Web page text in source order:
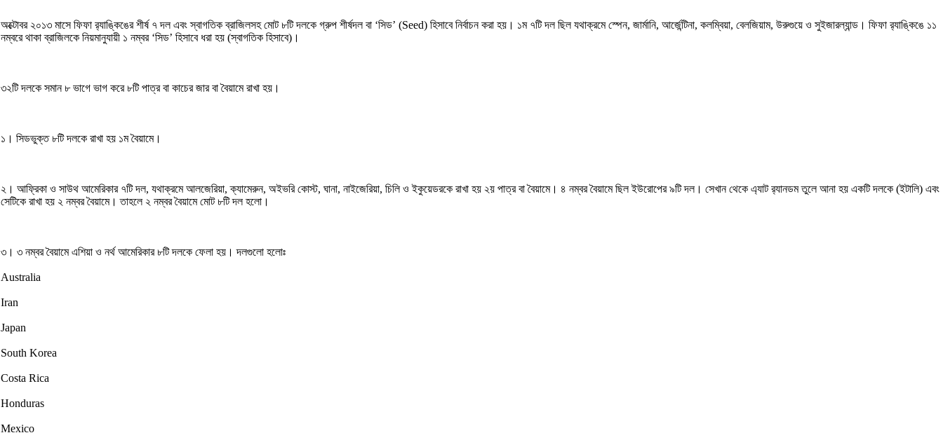
অক্টোবর ২০১৩ মাসে ফিফা র‌্যাঙ্কিঙের শীর্ষ ৭ দল এবং স্বাগতিক ব্রাজিলসহ মোট ৮টি দলকে গ্রুপ শীর্ষদল বা ‘সিড’ (Seed) হিসাবে নির্বাচন করা হয়। ১ম ৭টি দল ছিল যথাক্রমে স্পেন, জার্মানি, আর্জেন্টিনা, কলম্বিয়া, বেলজিয়াম, উরুগুয়ে ও সুইজারল্যান্ড। ফিফা র‌্যাঙ্কিঙে ১১
নম্বরে থাকা ব্রাজিলকে নিয়মানুযায়ী ১ নম্বর ‘সিড’ হিসাবে ধরা হয় (স্বাগতিক হিসাবে)।
৩২টি দলকে সমান ৮ ভাগে ভাগ করে ৮টি পাত্র বা কাচের জার বা বৈয়ামে রাখা হয়।
১। সিডভুক্ত ৮টি দলকে রাখা হয় ১ম বৈয়ামে।
২। আফ্রিকা ও সাউথ আমেরিকার ৭টি দল, যথাক্রমে আলজেরিয়া, ক্যামেরুন, অইভরি কোস্ট, ঘানা, নাইজেরিয়া, চিলি ও ইকুয়েডরকে রাখা হয় ২য় পাত্র বা বৈয়ামে। ৪ নম্বর বৈয়ামে ছিল ইউরোপের ৯টি দল। সেখান থেকে এ্যাট র‌্যানডম তুলে আনা হয় একটি দলকে (ইটালি) এবং
সেটিকে রাখা হয় ২ নম্বর বৈয়ামে। তাহলে ২ নম্বর বৈয়ামে মোট ৮টি দল হলো।
৩। ৩ নম্বর বৈয়ামে এশিয়া ও নর্থ আমেরিকার ৮টি দলকে ফেলা হয়। দলগুলো হলোঃ
Australia
Iran
Japan
South Korea
Costa Rica
Honduras
Mexico